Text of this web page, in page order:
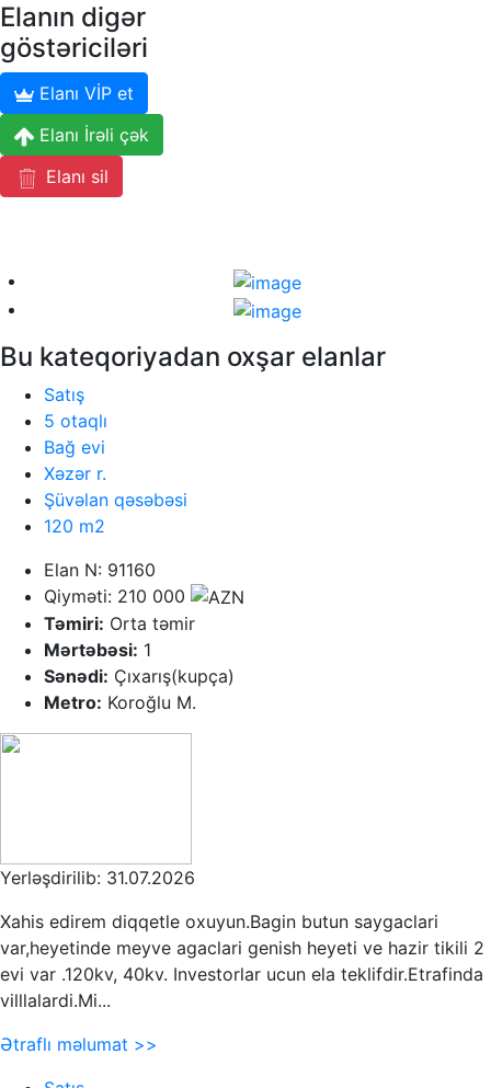
Elanın digər
göstəriciləri
Elanı VİP et
Elanı İrəli çək
Elanı sil
Bu kateqoriyadan oxşar elanlar
Satış
5 otaqlı
Bağ evi
Xəzər r.
Şüvəlan qəsəbəsi
120 m2
Elan N: 91160
Qiyməti: 210 000
Təmiri: Orta təmir
Mərtəbəsi: 1
Sənədi: Çıxarış(kupça)
Metro: Koroğlu M.
Yerləşdirilib: 31.07.2026
Xahis edirem diqqetle oxuyun.Bagin butun saygaclari
var,heyetinde meyve agaclari genish heyeti ve hazir tikili 2
evi var .120kv, 40kv. Investorlar ucun ela teklifdir.Etrafinda
villlalardi.Mi...
Ətraflı məlumat >>